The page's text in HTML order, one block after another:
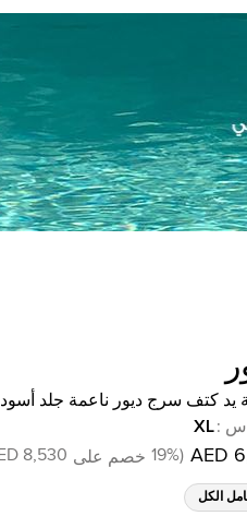
يد كتف سرج ديور ناعمة جلد أسود
:
XL
(
19% خصم على 8,530 AED
الكل